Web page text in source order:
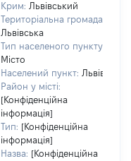
Крим: Львівський
Територіальна громада:
Львівська
Тип населеного пункту:
Місто
Населений пункт: Львів
Район у місті:
[Конфіденційна
інформація]
Тип: [Конфіденційна
інформація]
Назва: [Конфіденційна